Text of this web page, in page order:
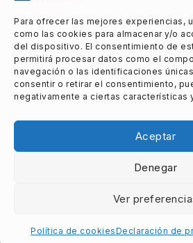
Para ofrecer las mejores experiencias,
como las cookies para almacenar y/o
del dispositivo. El consentimiento de
permitirá procesar datos como el
navegación o las identificaciones
consentir o retirar el consentimiento,
negativamente a ciertas características
Aceptar
Denegar
Ver
Política de cookiesDeclaración de
Carta De Presentación